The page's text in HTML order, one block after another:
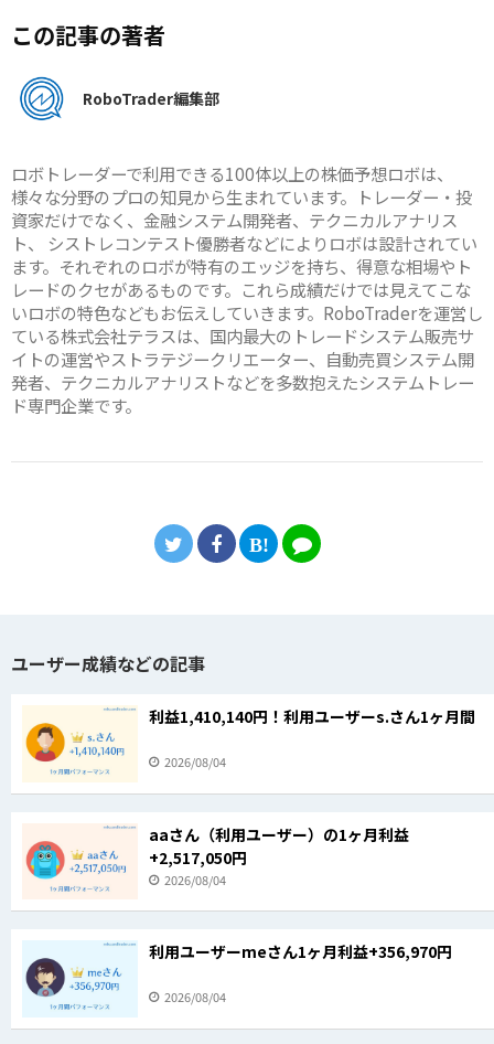
この記事の著者
RoboTrader編集部
ロボトレーダーで利用できる100体以上の株価予想ロボは、
様々な分野のプロの知見から生まれています。トレーダー・投
資家だけでなく、金融システム開発者、テクニカルアナリス
ト、 シストレコンテスト優勝者などによりロボは設計されてい
ます。それぞれのロボが特有のエッジを持ち、得意な相場やト
レードのクセがあるものです。これら成績だけでは見えてこな
いロボの特色などもお伝えしていきます。RoboTraderを運営し
ている株式会社テラスは、国内最大のトレードシステム販売サ
イトの運営やストラテジークリエーター、自動売買システム開
発者、テクニカルアナリストなどを多数抱えたシステムトレー
ド専門企業です。
ユーザー成績などの記事
利益1,410,140円！利用ユーザーs.さん1ヶ月間
2026/08/04
aaさん（利用ユーザー）の1ヶ月利益
+2,517,050円
2026/08/04
利用ユーザーmeさん1ヶ月利益+356,970円
2026/08/04